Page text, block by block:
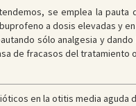
se emplea la pauta
a dosis elevadas y
sólo analgesia y
de fracasos del tratamiento
en la otitis media aguda